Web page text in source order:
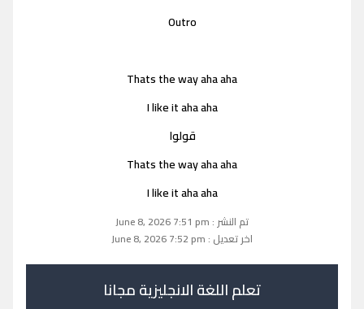
Outro
Thats the way aha aha
I like it aha aha
قولوا
Thats the way aha aha
I like it aha aha
تم النشر : June 8, 2026 7:51 pm
اخر تعديل : June 8, 2026 7:52 pm
تعلم اللغة الانجليزية مجانا